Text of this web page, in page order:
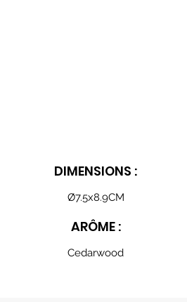
DIMENSIONS :
Ø7.5x8.9CM
ARÔME :
Cedarwood